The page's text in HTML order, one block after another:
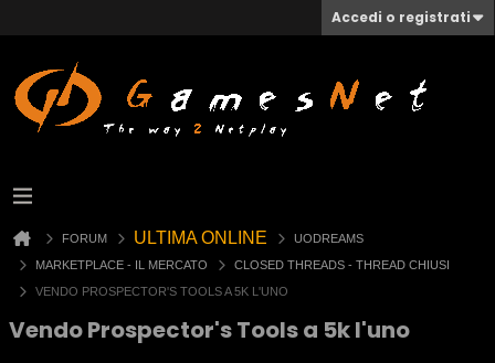
Accedi o registrati
FORUM ULTIMA ONLINE
UODREAMS
MARKETPLACE - IL MERCATO
CLOSED THREADS - THREAD CHIUSI
VENDO PROSPECTOR'S TOOLS A 5K L'UNO
Vendo Prospector's Tools a 5k l'uno